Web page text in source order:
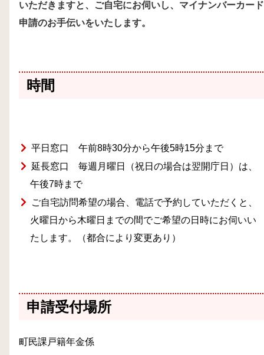
いただきますと、ご自宅にお伺いし、マイナンバーカード
申請のお手伝いをいたします。
時間
平日窓口 午前8時30分から午後5時15分まで
延長窓口 毎週月曜日（祝日の場合は翌開庁日）は、
午後7時まで
ご自宅訪問希望の場合、電話で予約していただくと、
火曜日から木曜日までの間でご希望の日時にお伺いい
たします。（都合により変更あり）
申請受付場所
町民課戸籍年金係